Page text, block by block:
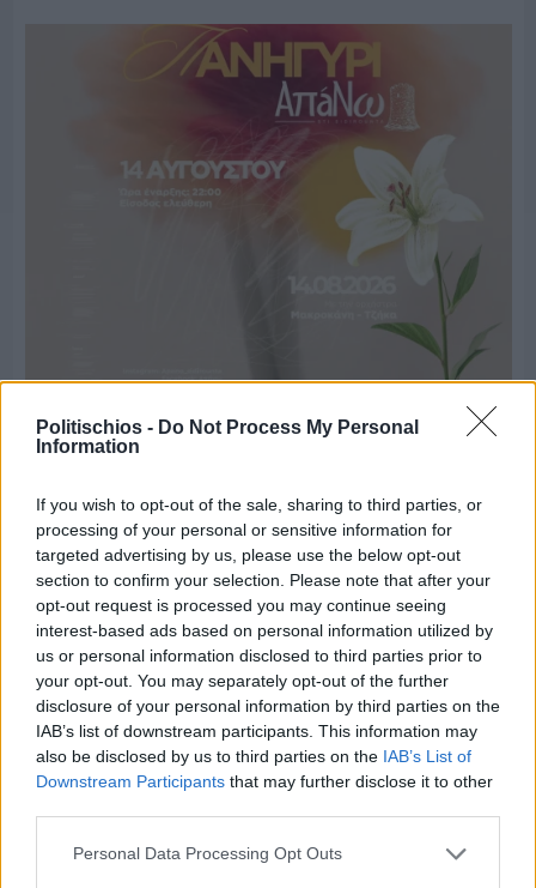
Politischios - Do Not Process My Personal
Information
If you wish to opt-out of the sale, sharing to third parties, or
processing of your personal or sensitive information for
targeted advertising by us, please use the below opt-out
section to confirm your selection. Please note that after your
opt-out request is processed you may continue seeing
interest-based ads based on personal information utilized by
us or personal information disclosed to third parties prior to
your opt-out. You may separately opt-out of the further
disclosure of your personal information by third parties on the
IAB’s list of downstream participants. This information may
also be disclosed by us to third parties on the IAB’s List of
Downstream Participants that may further disclose it to other
Personal Data Processing Opt Outs
Παραμονή Δεκαπενταύγουστου με μεγάλο
πανηγύρι στη Σιδηρούντα